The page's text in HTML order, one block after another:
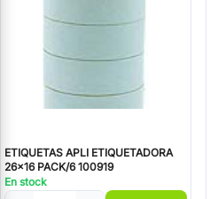
ETIQUETAS APLI ETIQUETADORA
26x16 PACK/6 100919
En stock